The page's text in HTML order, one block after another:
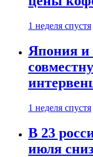
1 неделя спустя
Япония
1 неделя спустя
В 23
июля